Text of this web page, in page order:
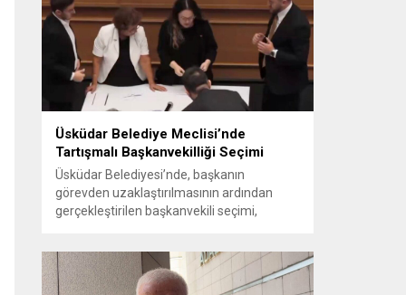
bulunduğu 53 tutuklu hakkında tutukluluk
hallerinin sürdürülmesine karar verildi.
İddialar ve değerlendirilen talepler
Soruşturma kapsamında sanıklara
yöneltilen...
Üsküdar Belediye Meclisi’nde
Tartışmalı Başkanvekilliği Seçimi
Üsküdar Belediyesi’nde, başkanın
görevden uzaklaştırılmasının ardından
gerçekleştirilen başkanvekili seçimi,
oylamada usul ve gizlilikle ilgili ciddi iddialar
ortaya atıldı; bazı oyların geçersiz